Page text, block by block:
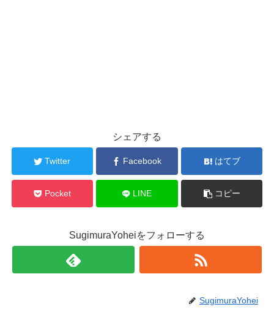
シェアする
Twitter Facebook はてブ
Pocket LINE コピー
SugimuraYoheiをフォローする
SugimuraYohei